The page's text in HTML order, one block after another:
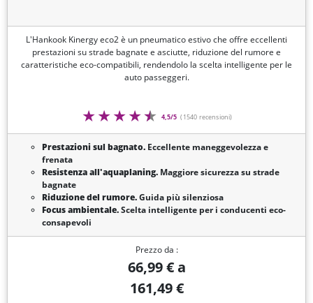
L'Hankook Kinergy eco2 è un pneumatico estivo che offre eccellenti
prestazioni su strade bagnate e asciutte, riduzione del rumore e
caratteristiche eco-compatibili, rendendolo la scelta intelligente per le
auto passeggeri.
4,5/5 (1540 recensioni)
Prestazioni sul bagnato.Eccellente maneggevolezza e
frenata
Resistenza all'aquaplaning.Maggiore sicurezza su strade
bagnate
Riduzione del rumore.Guida più silenziosa
Focus ambientale.Scelta intelligente per i conducenti eco-
consapevoli
Prezzo da :
66,99 € a
161,49 €